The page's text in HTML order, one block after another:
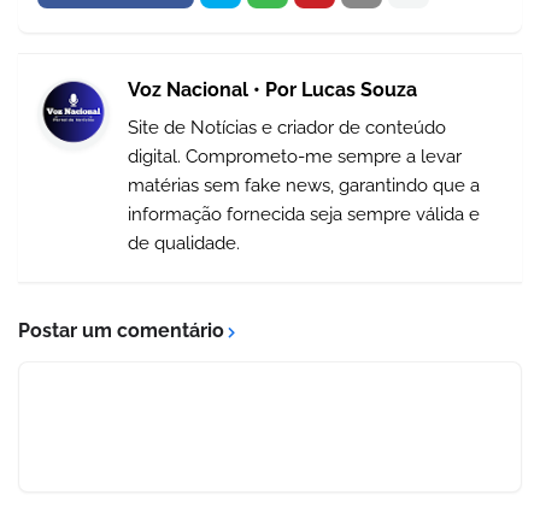
Voz Nacional • Por Lucas Souza
Site de Notícias e criador de conteúdo
digital. Comprometo-me sempre a levar
matérias sem fake news, garantindo que a
informação fornecida seja sempre válida e
de qualidade.
Postar um comentário